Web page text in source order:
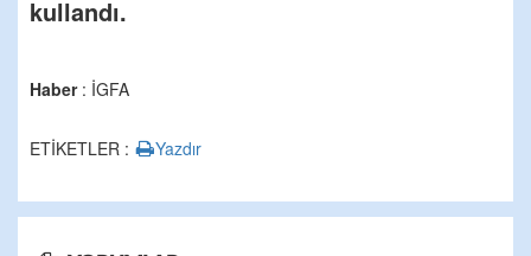
kullandı.
Haber: İGFA
ETİKETLER : Yazdır